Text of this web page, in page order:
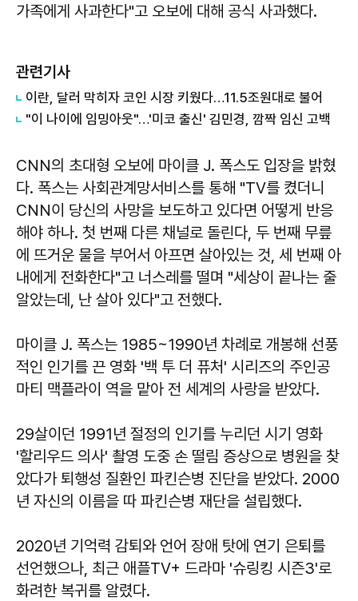
가족에게 사과한다"고 오보에 대해 공식 사과했다.
관련기사
이란, 달러 막히자 코인 시장 키웠다…11.5조원대로 불어
"이 나이에 임밍아웃"…'미코 출신' 김민경, 깜짝 임신 고백
CNN의 초대형 오보에 마이클 J. 폭스도 입장을 밝혔
다. 폭스는 사회관계망서비스를 통해 "TV를 켰더니
CNN이 당신의 사망을 보도하고 있다면 어떻게 반응
해야 하나. 첫 번째 다른 채널로 돌린다, 두 번째 무릎
에 뜨거운 물을 부어서 아프면 살아있는 것, 세 번째 아
내에게 전화한다"고 너스레를 떨며 "세상이 끝나는 줄
알았는데, 난 살아 있다"고 전했다.
마이클 J. 폭스는 1985~1990년 차례로 개봉해 선풍
적인 인기를 끈 영화 '백 투 더 퓨처' 시리즈의 주인공
마티 맥플라이 역을 맡아 전 세계의 사랑을 받았다.
29살이던 1991년 절정의 인기를 누리던 시기 영화
'할리우드 의사' 촬영 도중 손 떨림 증상으로 병원을 찾
았다가 퇴행성 질환인 파킨슨병 진단을 받았다. 2000
년 자신의 이름을 따 파킨슨병 재단을 설립했다.
2020년 기억력 감퇴와 언어 장애 탓에 연기 은퇴를
선언했으나, 최근 애플TV+ 드라마 '슈링킹 시즌3'로
화려한 복귀를 알렸다.